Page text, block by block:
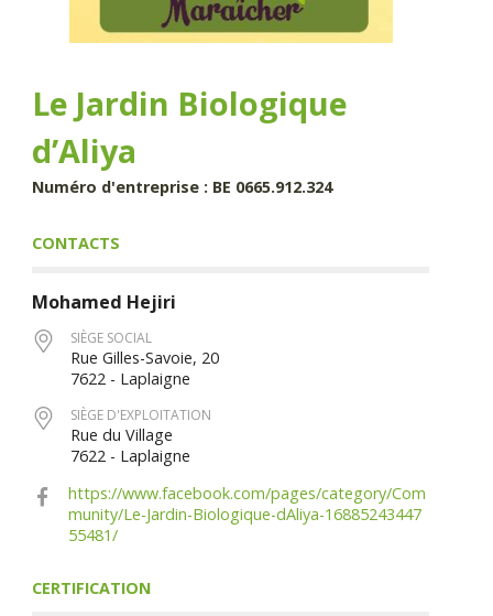
Le Jardin Biologique
d’Aliya
Numéro d'entreprise : BE 0665.912.324
CONTACTS
Mohamed Hejiri
SIÈGE SOCIAL
Rue Gilles-Savoie, 20
7622 - Laplaigne
SIÈGE D'EXPLOITATION
Rue du Village
7622 - Laplaigne
https://www.facebook.com/pages/category/Com
munity/Le-Jardin-Biologique-dAliya-16885243447
55481/
CERTIFICATION